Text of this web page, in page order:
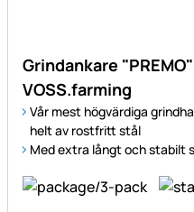
Grindankare
VOSS.farming
Vår mest högvärdiga
helt av rostfritt stål
Med extra långt och stabilt